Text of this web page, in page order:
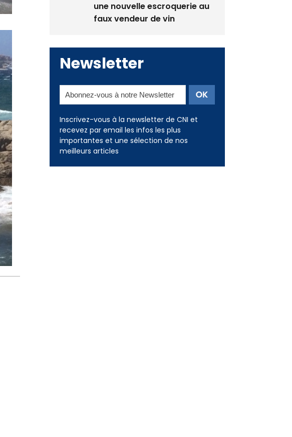
La gendarmerie alerte les
restaurateurs corses face à
Newsletter
Inscrivez-vous à la newsletter de CNI et
recevez par email les infos les plus
importantes et une sélection de nos